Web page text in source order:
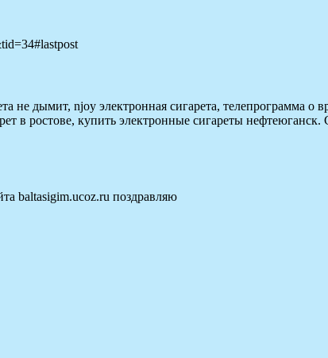
не дымит, njoy электронная сигарета, телепрограмма о
в ростове, купить электронные сигареты нефтеюганск.
baltasigim.ucoz.ru поздравляю